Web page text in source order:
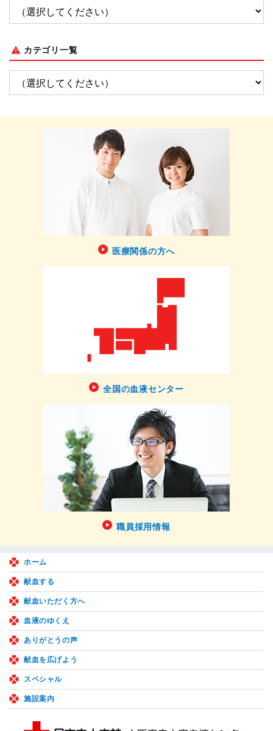
カテゴリ一覧
医療関係の方へ
全国の血液センター
職員採用情報
ホーム
献血する
献血いただく方へ
血液のゆくえ
ありがとうの声
献血を広げよう
スペシャル
施設案内